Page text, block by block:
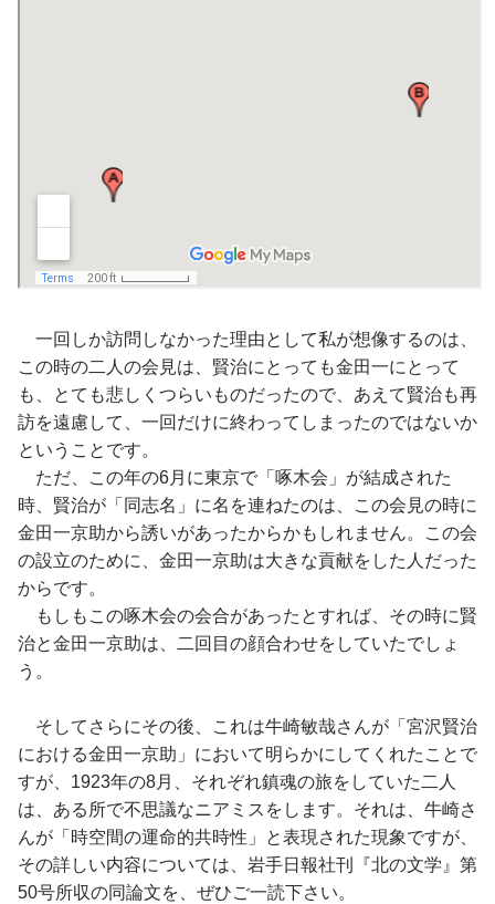
一回しか訪問しなかった理由として私が想像するのは、
この時の二人の会見は、賢治にとっても金田一にとって
も、とても悲しくつらいものだったので、あえて賢治も再
訪を遠慮して、一回だけに終わってしまったのではないか
ということです。
ただ、この年の6月に東京で「啄木会」が結成された
時、賢治が「同志名」に名を連ねたのは、この会見の時に
金田一京助から誘いがあったからかもしれません。この会
の設立のために、金田一京助は大きな貢献をした人だった
からです。
もしもこの啄木会の会合があったとすれば、その時に賢
治と金田一京助は、二回目の顔合わせをしていたでしょ
う。
そしてさらにその後、これは牛崎敏哉さんが「宮沢賢治
における金田一京助」において明らかにしてくれたことで
すが、1923年の8月、それぞれ鎮魂の旅をしていた二人
は、ある所で不思議なニアミスをします。それは、牛崎さ
んが「時空間の運命的共時性」と表現された現象ですが、
その詳しい内容については、岩手日報社刊『北の文学』第
50号所収の同論文を、ぜひご一読下さい。